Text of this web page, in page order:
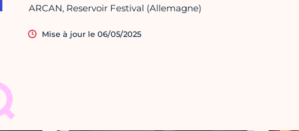
ARCAN, Reservoir Festival (Allemagne)
Mise à jour le 06/05/2025